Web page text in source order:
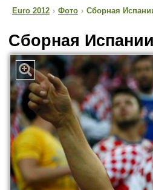
Euro 2012 › Фото › Сборная
Сборная